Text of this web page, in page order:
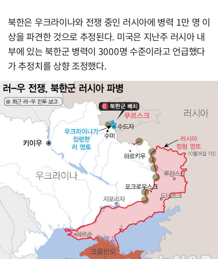
북한은 우크라이나와 전쟁 중인 러시아에 병력 1만 명 이
상을 파견한 것으로 추정된다. 미국은 지난주 러시아 내
부에 있는 북한군 병력이 3000명 수준이라고 언급했다
가 추정치를 상향 조정했다.